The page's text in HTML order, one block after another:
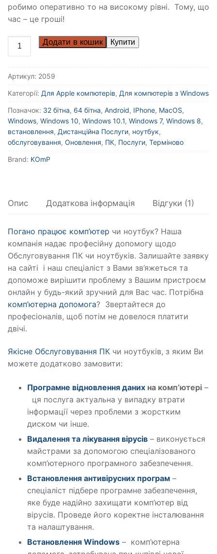
робимо оперативно то на високому рівні. Тому, що
час – це гроші!
Додати в кошик
Артикул: 2059
Категорії: Для Apple компютерів, Для компютерів з Windows
Позначок: 32 бітна, 64 бітна, Android, IPhone, MacOS,
Windows, Windows 10, Windows 10.1, Windows 7, Windows 8,
встановлення, Дистанційна Послуги, ноутбук,
обслуговування, Оновлення, ПК, Послуги, Терміново
Brand: KOmP
Опис Додаткова інформація Відгуки (1)
Погано працює комп’ютер чи ноутбук? Наша
компанія надає професійну допомогу щодо
Обслуговування ПК чи ноутбуків. Залишайте заявку
на сайті і наш спеціаліст з Вами зв’яжеться та
допоможе вирішити проблему з Вашим пристроєм
онлайн у будь-який зручний для Вас час. Потрібна
комп’ютерна допомога? Звертайтеся до
професіоналів, щоб потім не довелося платити
двічі.
Якісне Обслуговування ПК чи ноутбуків, з яким Ви
можете додатково замовити:
Програмне відновлення даних на комп’ютері –
ця послуга актуальна у випадку втрати
інформації через проблеми з жорстким
диском чи інше.
Видалення та лікування вірусів – виконується
майстрами за допомогою спеціалізованого
комп’ютерного програмного забезпечення.
Встановлення антивірусних програм –
спеціаліст підбере програмне забезпечення,
яке буде надійно захищати комп’ютер від
вірусів. Проведе його коректне інсталювання
та налаштування.
Встановлення Windows – комп’ютерна